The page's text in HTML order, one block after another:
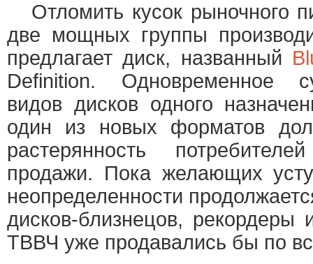
Отломить кусок рыночного
две мощных группы
предлагает диск, названный
Definition. Одновременное
видов дисков одного
один из новых форматов
растерянность
продажи. Пока желающих
неопределенности
дисков-близнецов, рекордеры
ТВВЧ уже продавались бы по